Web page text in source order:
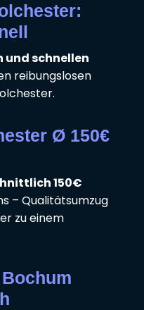
und schnellen
reibungslosen
Ø 150€
150€
– Qualitätsumzug
zu einem